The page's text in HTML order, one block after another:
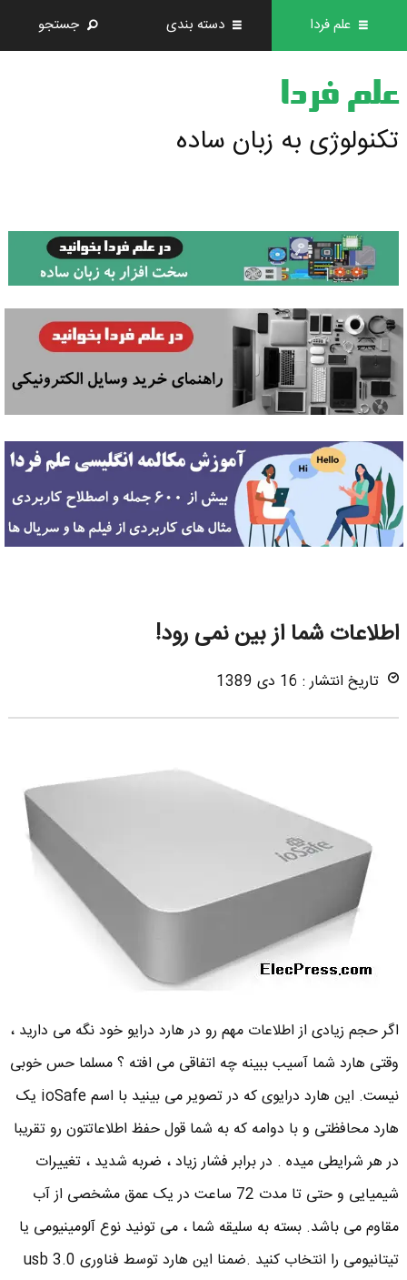
علم فردا دسته بندی جستجو
علم فردا
تکنولوژی به زبان ساده
اطلاعات شما از بین نمی رود!
تاریخ انتشار : 16 دی 1389
اگر حجم زیادی از اطلاعات مهم رو در هارد درایو خود نگه می دارید ،
وقتی هارد شما آسیب ببینه چه اتفاقی می افته ؟ مسلما حس خوبی
نیست. این هارد درایوی که در تصویر می بینید با اسم ioSafe یک
هارد محافظتی و با دوامه که به شما قول حفظ اطلاعاتتون رو تقریبا
در هر شرایطی میده . در برابر فشار زیاد ، ضربه شدید ، تغییرات
شیمیایی و حتی تا مدت 72 ساعت در یک عمق مشخصی از آب
مقاوم می باشد. بسته به سلیقه شما ، می تونید نوع آلومینیومی یا
تیتانیومی را انتخاب کنید .ضمنا این هارد توسط فناوری usb 3.0